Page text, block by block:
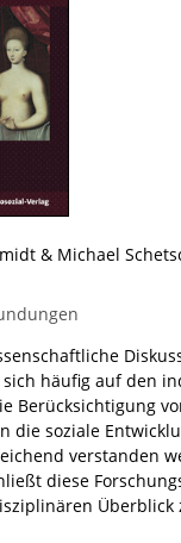
& Michael
häufig auf den
Berücksichtigung
die soziale
verstanden
diese
Überblick